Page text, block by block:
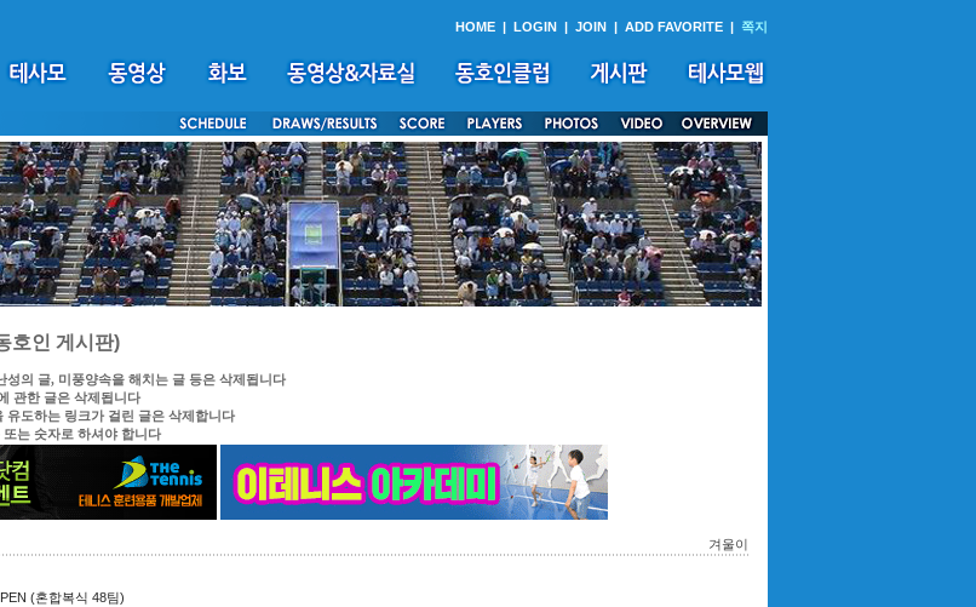
HOME | LOGIN | JOIN | ADD FAVORITE | 쪽지
호인 게시판)
의 글, 미풍양속을 해치는 글 등은 삭제됩니다
관한 글은 삭제됩니다
도하는 링크가 걸린 글은 삭제합니다
는 숫자로 하셔야 합니다
겨울이
(혼합복식 48팀)